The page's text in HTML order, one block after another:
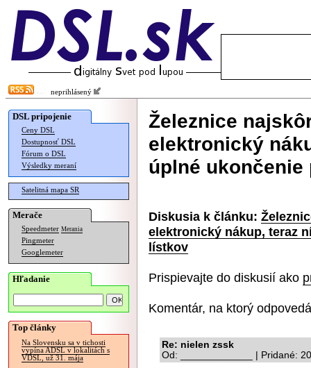
neprihlásený
DSL pripojenie
Ceny DSL
Dostupnosť DSL
Fórum o DSL
Výsledky meraní
Satelitná mapa SR
Merače
Speedmeter Merania
Pingmeter
Googlemeter
Hľadanie
Top články
Na Slovensku sa v tichosti
vypína ADSL v lokalitách s
VDSL, už 31. mája
Železnice
elektronický
úplné
Diskusia k článku:
elektronický nákup, teraz
lístkov
Prispievajte do diskusií ako
Komentár, na ktorý
Re: nielen zssk
Od: _____________ | Pridané: